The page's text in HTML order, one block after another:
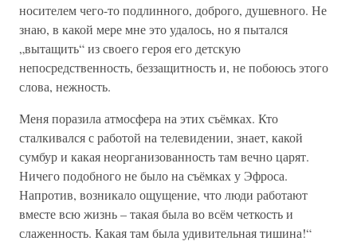
носителем чего-то подлинного, доброго, душевного. Не
знаю, в какой мере мне это удалось, но я пытался
„вытащить“ из своего героя его детскую
непосредственность, беззащитность и, не побоюсь этого
слова, нежность.
Меня поразила атмосфера на этих съёмках. Кто
сталкивался с работой на телевидении, знает, какой
сумбур и какая неорганизованность там вечно царят.
Ничего подобного не было на съёмках у Эфроса.
Напротив, возникало ощущение, что люди работают
вместе всю жизнь – такая была во всём четкость и
слаженность. Какая там была удивительная тишина!“